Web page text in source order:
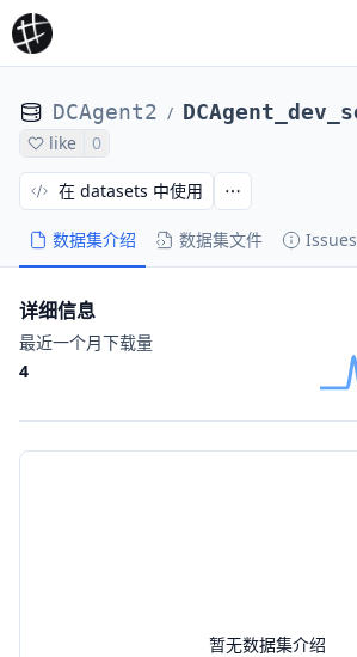
DCAgent2 /
like 0
数据集介绍 数据集文件 Issues
在 datasets 中使用
暂无数据集介绍
详细信息
最近一个月下载量
4